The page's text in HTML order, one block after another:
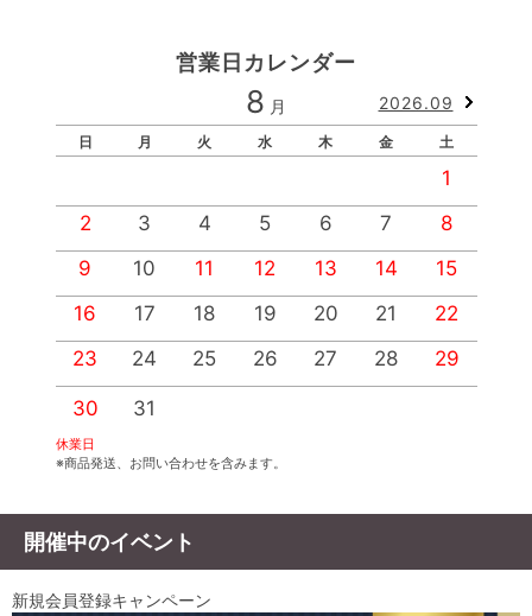
営業日カレンダー
8 月 2026.09
日 月 火 水 木 金 土
1
2
3 4 5 6 7
8
9
10 11 12 13 14
15
16
17 18 19 20 21
22
23
24 25 26 27 28 29
30 31
休業日
※商品発送、お問い合わせを含みます。
開催中のイベント
新規会員登録キャンペーン